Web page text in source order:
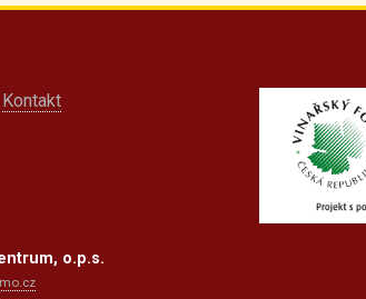
Kontakt
o.p.s.